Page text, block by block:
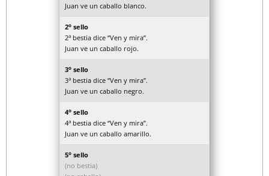
Juan ve un caballo blanco.
2o sello
2a bestia dice “Ven y mira”.
Juan ve un caballo rojo.
3o sello
3a bestia dice “Ven y mira”.
Juan ve un caballo negro.
4o sello
4a bestia dice “Ven y mira”.
Juan ve un caballo amarillo.
5o sello
(no bestia)